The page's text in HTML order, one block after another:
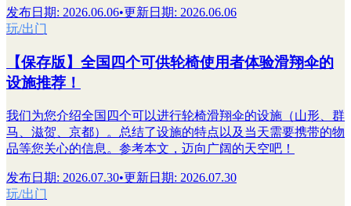
发布日期: 2026.06.06•更新日期: 2026.06.06
玩/出门
【保存版】全国四个可供轮椅使用者体验滑翔伞的
设施推荐！
我们为您介绍全国四个可以进行轮椅滑翔伞的设施（山形、群
马、滋贺、京都）。总结了设施的特点以及当天需要携带的物
品等您关心的信息。参考本文，迈向广阔的天空吧！
发布日期: 2026.07.30•更新日期: 2026.07.30
玩/出门